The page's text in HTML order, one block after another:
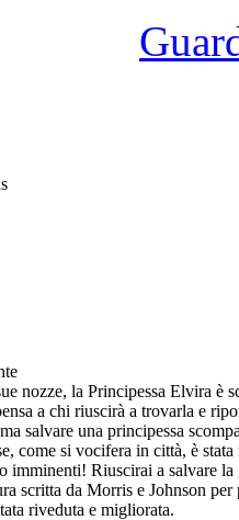
nozze, la Principessa Elvira è
a chi riuscirà a trovarla e
salvare una principessa
come si vocifera in città, è
imminenti! Riuscirai a salvare
scritta da Morris e Johnson
riveduta e migliorata.